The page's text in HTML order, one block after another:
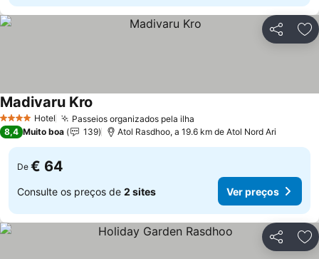
Partilhar
4 EstrelasHotel Passeios organizados pela ilha
Madivaru Kro
8,4 Muito boa 139 Atol Rasdhoo, a 19.6 km de Atol Nord Ari
De € 64
Consulte os preços de 2 sites Ver preços
Partilhar